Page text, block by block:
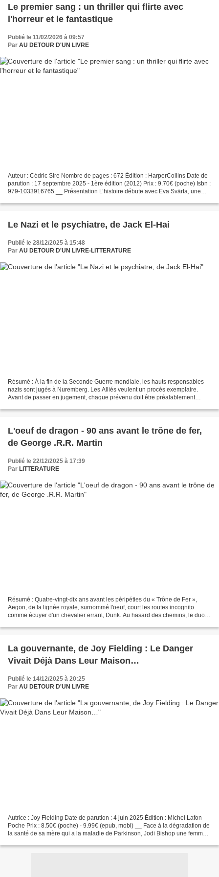
Le premier sang : un thriller qui flirte avec
l'horreur et le fantastique
Publié le 11/02/2026 à 09:57
Par AU DETOUR D'UN LIVRE
Auteur : Cédric Sire Nombre de pages : 672 Édition : HarperCollins Date de
parution : 17 septembre 2025 - 1ère édition (2012) Prix : 9.70€ (poche) Isbn :
979-1033916765 __ Présentation L’histoire débute avec Eva Svärta, une
Le Nazi et le psychiatre, de Jack El-Hai
Publié le 28/12/2025 à 15:48
Par AU DETOUR D'UN LIVRE-LITTERATURE
Résumé : À la fin de la Seconde Guerre mondiale, les hauts responsables
nazis sont jugés à Nuremberg. Les Alliés veulent un procès exemplaire.
Avant de passer en jugement, chaque prévenu doit être préalablement
L'oeuf de dragon - 90 ans avant le trône de fer,
de George .R.R. Martin
Publié le 22/12/2025 à 17:39
Par LITTERATURE
Résumé : Quatre-vingt-dix ans avant les péripéties du « Trône de Fer »,
Aegon, de la lignée royale, surnommé l'oeuf, court les routes incognito
comme écuyer d'un chevalier errant, Dunk. Au hasard des chemins, le duo
La gouvernante, de Joy Fielding : Le Danger
Vivait Déjà Dans Leur Maison…
Publié le 14/12/2025 à 20:25
Par AU DETOUR D'UN LIVRE
Autrice : Joy Fielding Date de parution : 4 juin 2025 Édition : Michel Lafon
Poche Prix : 8.50€ (poche) - 9.99€ (epub, mobi) __ Face à la dégradation de
la santé de sa mère qui a la maladie de Parkinson, Jodi Bishop une femme